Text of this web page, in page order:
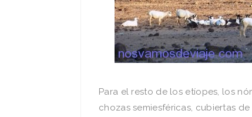
Para el resto de los etíopes, los
chozas semiesféricas, cubiertas